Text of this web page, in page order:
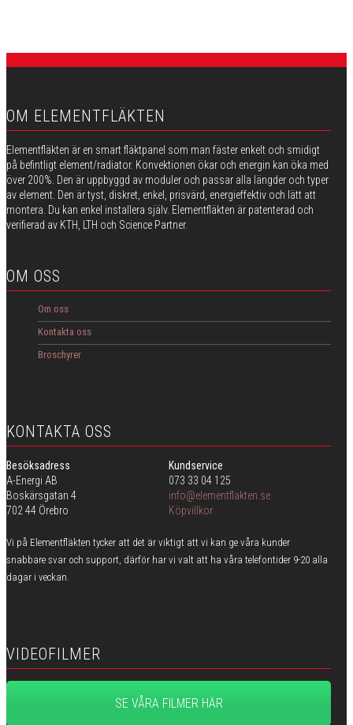
OM ELEMENTFLÄKTEN
Elementfläkten är en smart fläktpanel som man fäster enkelt och smidigt
på befintligt element/radiator. Konvektionen ökar och energin kan öka med
över 200%. Den är uppbyggd av moduler och passar alla längder och typer
av element. Den är tyst, diskret, enkel, prisvärd, energieffektiv och lätt att
montera. Du kan enkel installera själv. Elementfläkten är patenterad och
verifierad av KTH, LTH och Science Partner.
OM OSS
Om oss
Kontakta oss
Broschyrer
KONTAKTA OSS
Besöksadress
A-Energi AB
Boskärsgatan 4
702 44 Örebro
Kundservice
073 33 04 125
info@elementflakten.se
Köpvillkor
Vi på Elementfläkten tycker att det är viktigt att vi kan ge våra kunder
snabbare svar och support, därför har vi valt att ha våra telefontider 9-20 alla
dagar i veckan.
VIDEOFILMER
SE VÅRA FILMER HÄR